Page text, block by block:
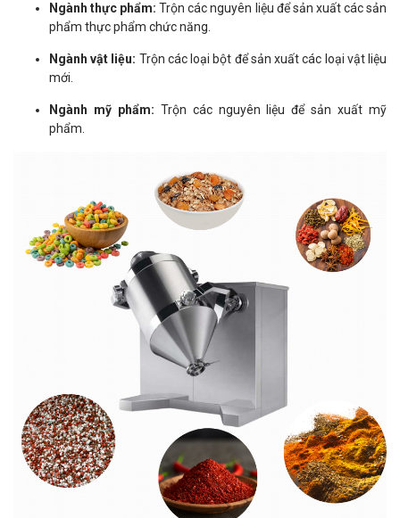
Ngành thực phẩm: Trộn các nguyên liệu để sản xuất các sản
phẩm thực phẩm chức năng.
Ngành vật liệu: Trộn các loại bột để sản xuất các loại vật liệu
mới.
Ngành mỹ phẩm: Trộn các nguyên liệu để sản xuất mỹ
phẩm.